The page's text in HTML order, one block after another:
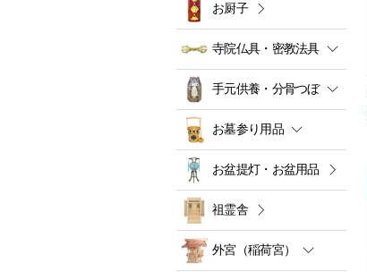
お厨子
寺院仏具・密教法具
手元供養・分骨つぼ
お墓参り用品
お盆提灯・お盆用品
祖霊舎
外宮（稲荷宮）